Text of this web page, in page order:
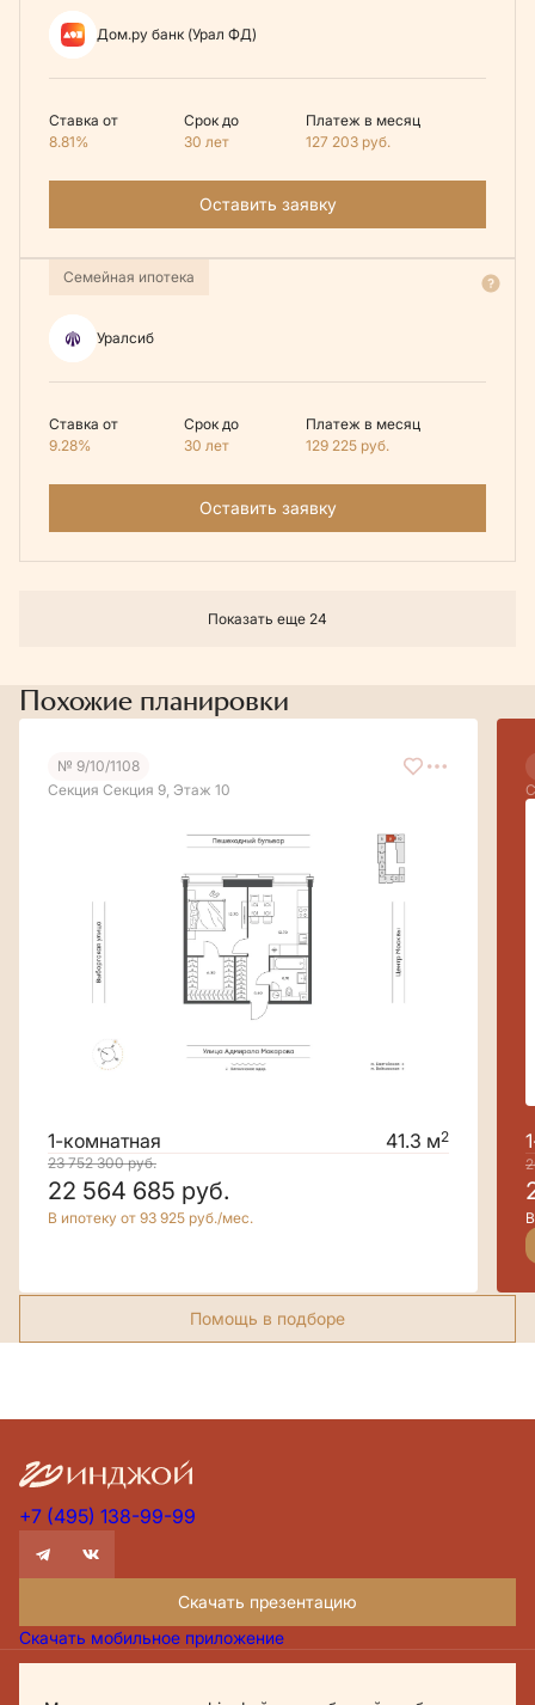
Дом.ру банк (Урал ФД)
Ставка от
8.81%
Срок до
30 лет
Платеж в месяц
127 203 руб.
Оставить заявку
Семейная ипотека
Уралсиб
Ставка от
9.28%
Срок до
30 лет
Платеж в месяц
129 225 руб.
Оставить заявку
Показать еще 24
Похожие планировки
№ 9/10/1108
Секция Секция 9, Этаж 10
1-комнатная 41.3 м2
23 752 300руб.
22 564 685 руб.
В ипотеку от 93 925 руб./мес.
Помощь в подборе
+7 (495) 138-99-99
Скачать презентацию
Скачать мобильное приложение